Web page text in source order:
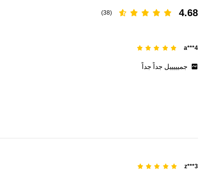
4.68
(38)
a***4
جميييييل جداًجداً
z***3